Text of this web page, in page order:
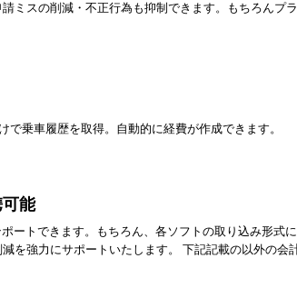
ミスの削減・不正行為も抑制できます。もちろんプ
で乗車履歴を取得。自動的に経費が作成できます。
能
ートできます。もちろん、各ソフトの取り込み形式
を強力にサポートいたします。 下記記載の以外の会